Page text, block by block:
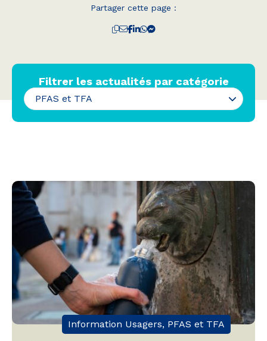
Partager cette page :
Filtrer les actualités par catégorie
PFAS et TFA
Information Usagers, PFAS et TFA